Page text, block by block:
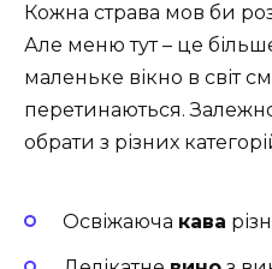
Кожна страва мов би
Але меню тут – це
маленьке вікно в світ
перетинаються.
обрати з різних
Освіжаюча кава